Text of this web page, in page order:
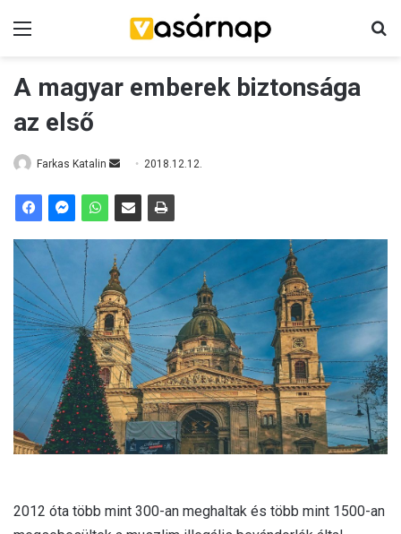
A magyar emberek biztonsága
az első
Farkas Katalin
n
n
e
m
a
i
l
2018.12.12.
2012 óta több mint 300-an meghaltak és több mint 1500-an